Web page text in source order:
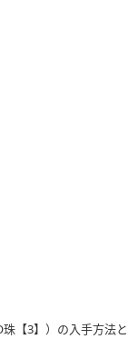
【3】）の入手方法と